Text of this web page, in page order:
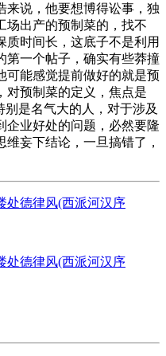
来说，他要想博得讼事，独
场出产的预制菜的，找不
质时间长，这底子不是利用
第一个帖子，确实有些莽撞
可能感觉提前做好的就是预
对预制菜的定义，焦点是
是名气大的人，对于涉及
企业好处的问题，必然要隆
妄下结论，一旦搞错了，
处德律风(西派河汉序
处德律风(西派河汉序